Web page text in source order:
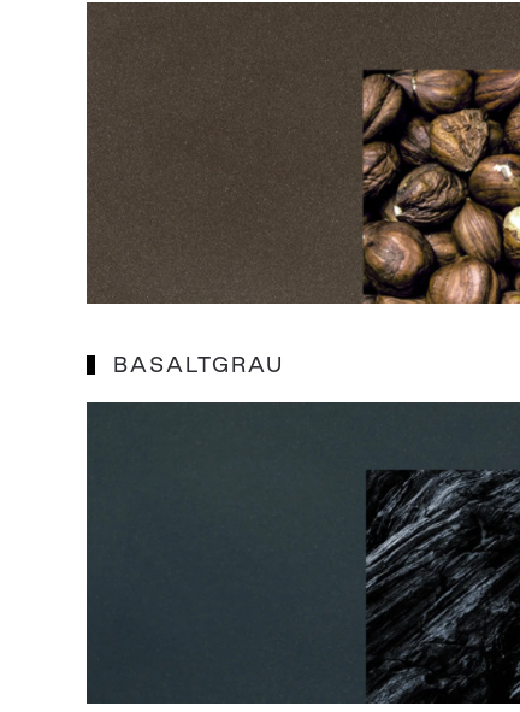
BASALTGRAU